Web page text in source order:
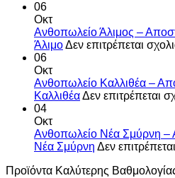
06
Οκτ
Ανθοπωλείο Άλιμος –
ΆλιμοΔεν επιτρέπεται
06
Οκτ
Ανθοπωλείο Καλλιθέα –
ΚαλλιθέαΔεν επιτρέπεται
04
Οκτ
Ανθοπωλείο Νέα Σμύρνη –
Νέα Σμύρνη Δεν
Προϊόντα Καλύτερης